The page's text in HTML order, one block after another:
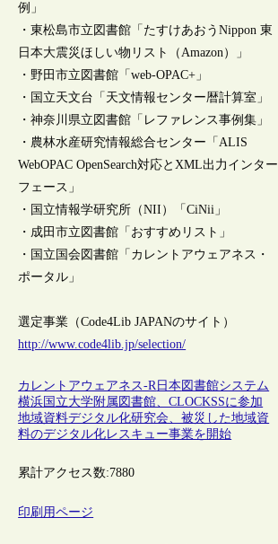
例」
・東松島市立図書館「たすけあおうNippon 東
日本大震災ほしい物リスト（Amazon）」
・野田市立図書館「web-OPAC+」
・国立天文台「天文情報センター暦計算室」
・神奈川県立図書館「レファレンス事例集」
・農林水産研究情報総合センター「ALIS
WebOPAC OpenSearch対応とXML出力インター
フェース」
・国立情報学研究所（NII）「CiNii」
・成田市立図書館「おすすめリスト」
・国立国会図書館「カレントアウェアネス・
ポータル」
選定事業（Code4Lib JAPANのサイト）
http://www.code4lib.jp/selection/
カレントアウェアネス-R日本 図書館システム
横浜国立大学附属図書館、CLOCKSSに参加
地域資料デジタル化研究会、被災した地域資
料のデジタル化レスキュー事業を開始
累計アクセス数:7880
印刷用ページ